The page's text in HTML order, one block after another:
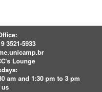
3521-5933
Lounge
am and 1:30 pm to 3 pm
us